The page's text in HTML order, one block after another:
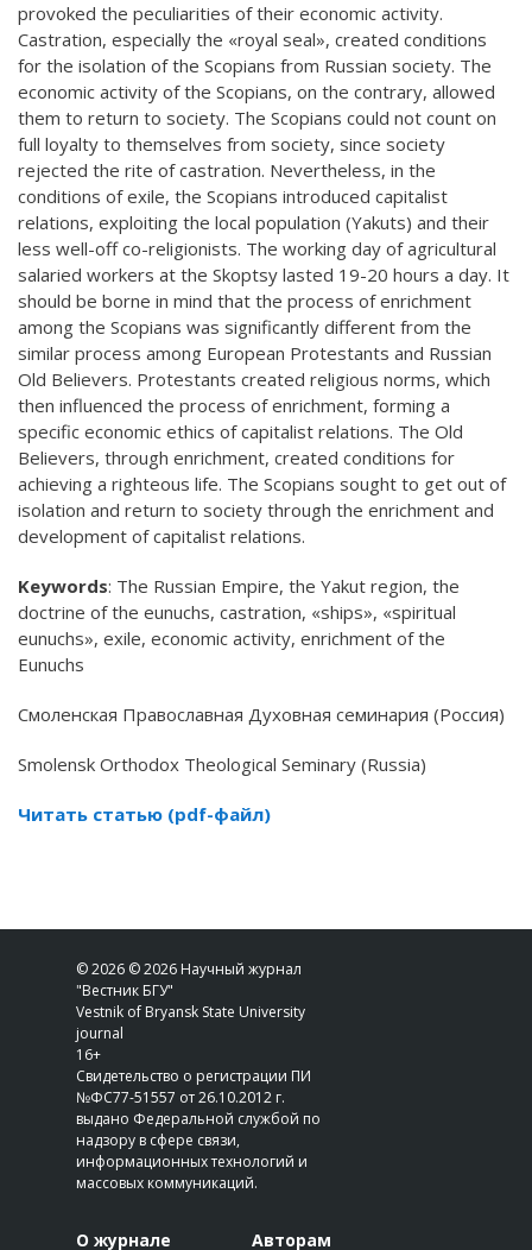
provoked the peculiarities of their economic activity.
Castration, especially the «royal seal», created conditions
for the isolation of the Scopians from Russian society. The
economic activity of the Scopians, on the contrary, allowed
them to return to society. The Scopians could not count on
full loyalty to themselves from society, since society
rejected the rite of castration. Nevertheless, in the
conditions of exile, the Scopians introduced capitalist
relations, exploiting the local population (Yakuts) and their
less well-off co-religionists. The working day of agricultural
salaried workers at the Skoptsy lasted 19-20 hours a day. It
should be borne in mind that the process of enrichment
among the Scopians was significantly different from the
similar process among European Protestants and Russian
Old Believers. Protestants created religious norms, which
then influenced the process of enrichment, forming a
specific economic ethics of capitalist relations. The Old
Believers, through enrichment, created conditions for
achieving a righteous life. The Scopians sought to get out of
isolation and return to society through the enrichment and
development of capitalist relations.
Keywords: The Russian Empire, the Yakut region, the
doctrine of the eunuchs, castration, «ships», «spiritual
eunuchs», exile, economic activity, enrichment of the
Eunuchs
Смоленская Православная Духовная семинария (Россия)
Smolensk Orthodox Theological Seminary (Russia)
Читать статью (pdf-файл)
© 2026 © 2026 Научный журнал
"Вестник БГУ"
Vestnik of Bryansk State University
journal
16+
Свидетельство о регистрации ПИ
№ФС77-51557 от 26.10.2012 г.
выдано Федеральной службой по
надзору в сфере связи,
информационных технологий и
массовых коммуникаций.
О журнале Авторам